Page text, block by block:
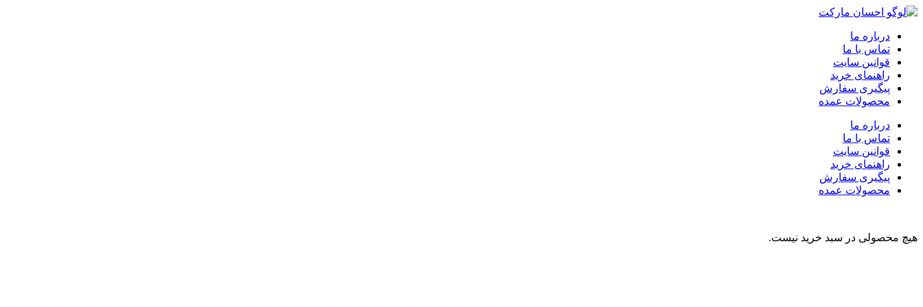
درباره ما
تماس با ما
قوانین سایت
راهنمای خرید
پیگیری سفارش
محصولات عمده
درباره ما
تماس با ما
قوانین سایت
راهنمای خرید
پیگیری سفارش
محصولات عمده
هیچ محصولی در سبد خرید نیست.